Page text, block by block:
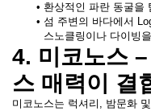
환상적인 파란 동굴을
섬 주변의 바다에서
스노클링이나 다이빙
4. 미코노스
스 매력이 결
미코노스는 럭셔리, 밤문화